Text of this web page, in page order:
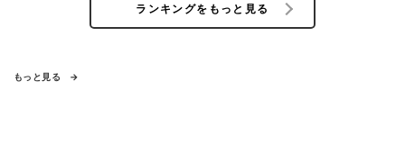
ランキングをもっと見る
もっと見る